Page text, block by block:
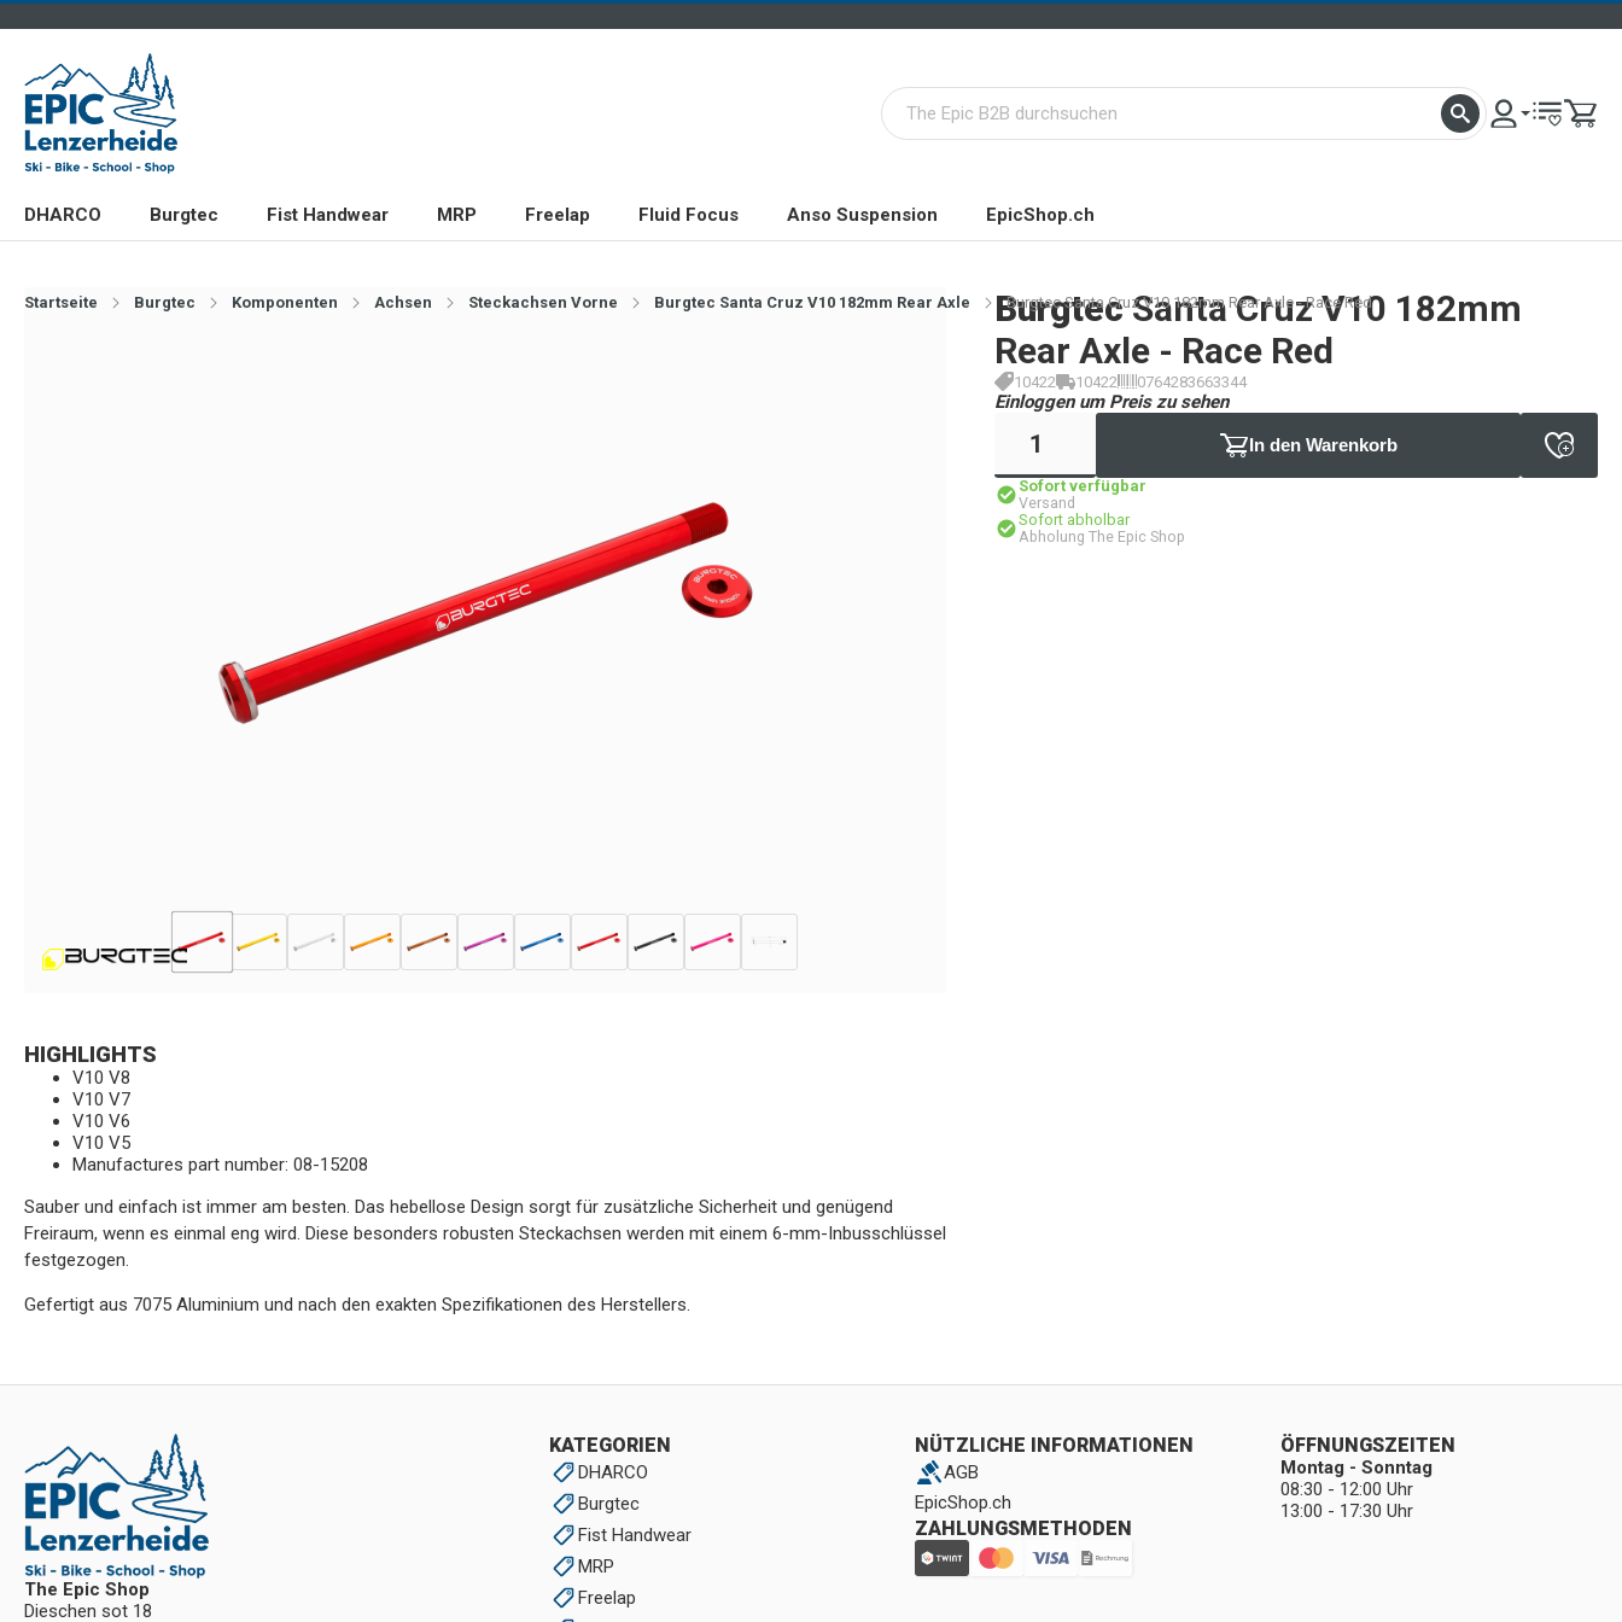
DHARCO Burgtec Fist Handwear MRP Freelap Fluid Focus Anso Suspension EpicShop.ch
Startseite Burgtec Komponenten Achsen Steckachsen Vorne Burgtec Santa Cruz V10 182mm Rear Axle Burgtec Santa Cruz V10 182mm Rear Axle - Race Red
Burgtec Santa Cruz V10 182mm
Rear Axle - Race Red
10422 10422 0764283663344
Einloggen um Preis zu sehen
In den Warenkorb
Sofort verfügbar
Versand
Sofort abholbar
Abholung The Epic Shop
HIGHLIGHTS
V10 V8
V10 V7
V10 V6
V10 V5
Manufactures part number: 08-15208
Sauber und einfach ist immer am besten. Das hebellose Design sorgt für zusätzliche Sicherheit und genügend
Freiraum, wenn es einmal eng wird. Diese besonders robusten Steckachsen werden mit einem 6-mm-Inbusschlüssel
festgezogen.
Gefertigt aus 7075 Aluminium und nach den exakten Spezifikationen des Herstellers.
The Epic Shop
Dieschen sot 18
KATEGORIEN
DHARCO
Burgtec
Fist Handwear
MRP
Freelap
NÜTZLICHE INFORMATIONEN
AGB
EpicShop.ch
ZAHLUNGSMETHODEN
ÖFFNUNGSZEITEN
Montag - Sonntag
08:30 - 12:00 Uhr
13:00 - 17:30 Uhr